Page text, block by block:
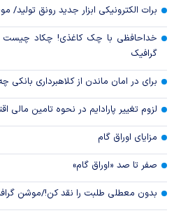
برات الکترونیکی ابزار جدید رونق تولید/
خداحافظی با چک کاغذی! چکاد
گرافیک
برای در امان ماندن از کلاهبرداری بانکی
لزوم تغییر پارادایم در نحوه تامین مالی
مزایای اوراق گام
صفر تا صد «اوراق گام»
بدون معطلی طلبت را نقد کن!/موشن